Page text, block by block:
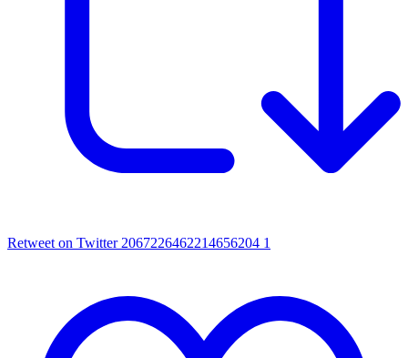
Retweet on Twitter 2067226462214656204 1